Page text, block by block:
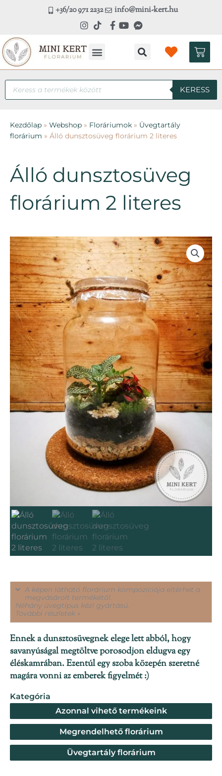
+36/20 971 2232 info@mini-kert.hu
Products
search
KERESS
Kezdőlap » Webshop » Floráriumok » Üvegtartály
florárium » Álló dunsztosüveg florárium 2 literes
Álló dunsztosüveg
florárium 2 literes
A képen látható florárium kompozíciója eltérhet a
megvásárolt termékétől.
Néhány üvegtípus kézi gyártású.
További részletek »
Ennek a dunsztosüvegnek elege lett abból, hogy
savanyúságal megtöltve porosodjon eldugva egy
éléskamrában. Ezentúl egy szoba közepén szeretné
magára vonni az emberek figyelmét :)
Kategória
Azonnal vihető termékeink
Megrendelhető florárium
Üvegtartály florárium